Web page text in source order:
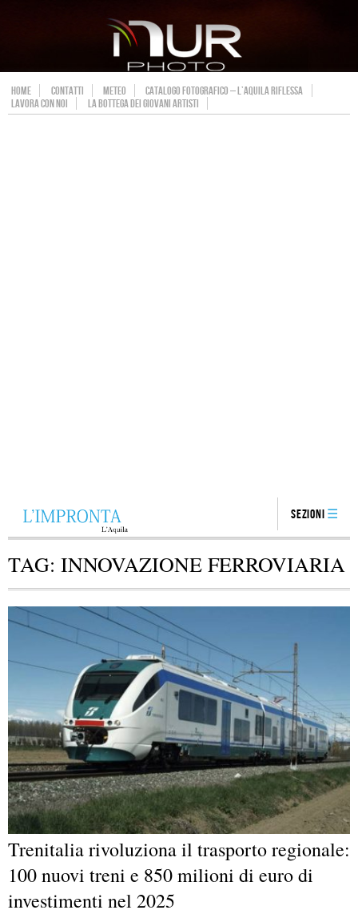
HOME CONTATTI METEO
CATALOGO FOTOGRAFICO – L’AQUILA RIFLESSA
LAVORA CON NOI
LA BOTTEGA DEI GIOVANI ARTISTI
Sezioni
TAG: INNOVAZIONE FERROVIARIA
Trenitalia rivoluziona il trasporto regionale:
100 nuovi treni e 850 milioni di euro di
investimenti nel 2025